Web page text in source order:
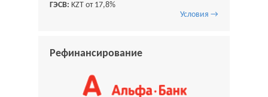
ГЭСВ: KZT от 17,8%
Условия →
Рефинансирование